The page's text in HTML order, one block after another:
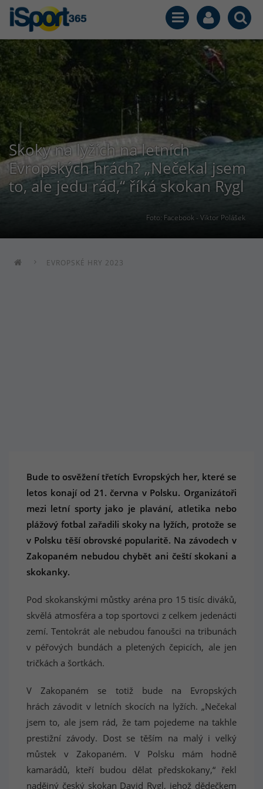
Foto: Facebook - Viktor Polášek
Skoky na lyžích na letních
Evropských hrách? „Nečekal jsem
to, ale jedu rád,“ říká skokan Rygl
EVROPSKÉ HRY 2023
Bude to osvěžení třetích Evropských her, které se
letos konají od 21. června v Polsku. Organizátoři
mezi letní sporty jako je plavání, atletika nebo
plážový fotbal zařadili skoky na lyžích, protože se
v Polsku těší obrovské popularitě. Na závodech v
Zakopaném nebudou chybět ani čeští skokani a
skokanky.
Pod skokanskými můstky aréna pro 15 tisíc diváků,
skvělá atmosféra a top sportovci z celkem jedenácti
zemí. Tentokrát ale nebudou fanoušci na tribunách
v péřových bundách a pletených čepicích, ale jen
tričkách a šortkách.
V Zakopaném se totiž bude na Evropských
hrách závodit v letních skocích na lyžích. „Nečekal
jsem to, ale jsem rád, že tam pojedeme na takhle
prestižní závody. Dost se těším na malý i velký
můstek v Zakopaném. V Polsku mám hodně
kamarádů, kteří budou dělat předskokany,“ řekl
nadějný český skokan David Rygl, jehož dědečkem